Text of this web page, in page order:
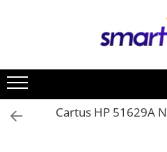
Cartus HP 51629A